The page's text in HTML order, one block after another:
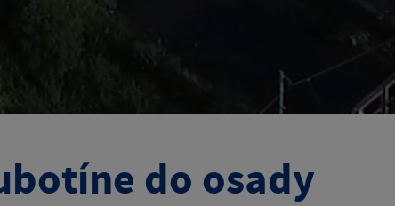
do osady